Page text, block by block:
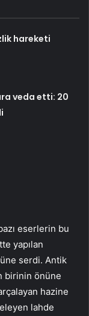
hareketi
veda etti: 20
eserlerin bu
yapılan
serdi. Antik
birinin önüne
hazine
lahde